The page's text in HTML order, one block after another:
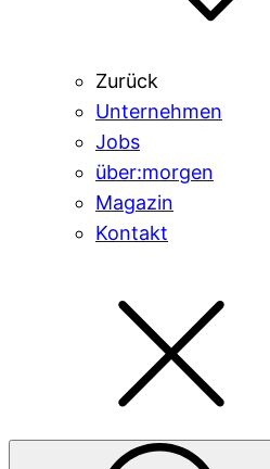
Zurück
Unternehmen
Jobs
über:morgen
Magazin
Kontakt